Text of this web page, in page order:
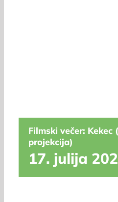
Filmski večer: Kekec
projekcija)
17. julija